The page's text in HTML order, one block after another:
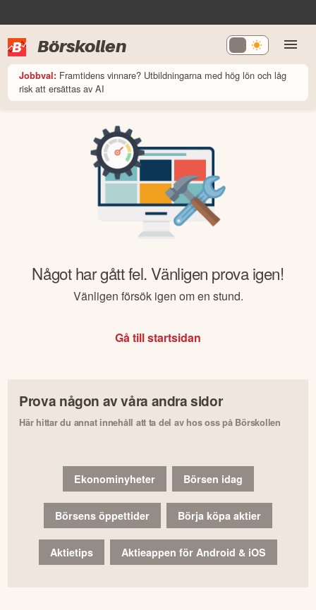
Börskollen
Jobbval: Framtidens vinnare? Utbildningarna med hög lön och låg
risk att ersättas av AI
Något har gått fel. Vänligen prova igen!
Vänligen försök igen om en stund.
Gå till startsidan
Prova någon av våra andra sidor
Här hittar du annat innehåll att ta del av hos oss på Börskollen
Ekonominyheter Börsen idag
Börsens öppettider Börja köpa aktier
Aktietips Aktieappen för Android & iOS